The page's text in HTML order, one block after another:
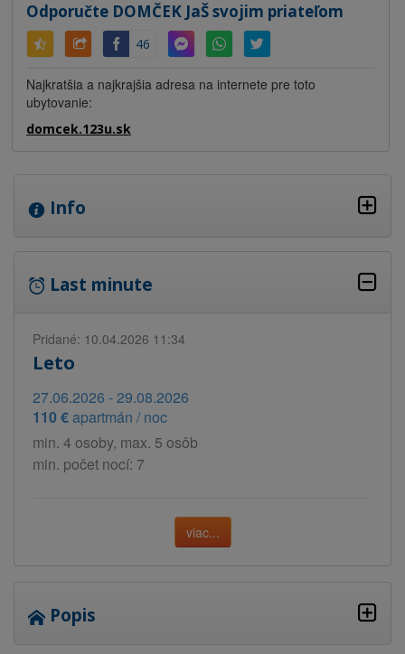
Odporučte DOMČEK JaŠ svojim priateľom
46
Najkratšia a najkrajšia adresa na internete pre toto
ubytovanie:
domcek.123u.sk
Info
Last minute
Pridané: 10.04.2026 11:34
Leto
27.06.2026 - 29.08.2026
110 €apartmán / noc
min. 4 osoby, max. 5 osôb
min. počet nocí: 7
viac...
Popis